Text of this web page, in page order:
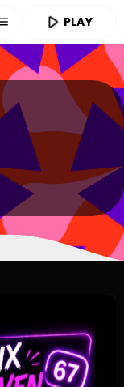
play_arrow PLAY